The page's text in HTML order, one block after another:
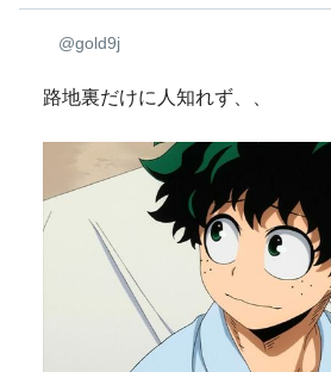
@gold9j
路地裏だけに人知れず、、